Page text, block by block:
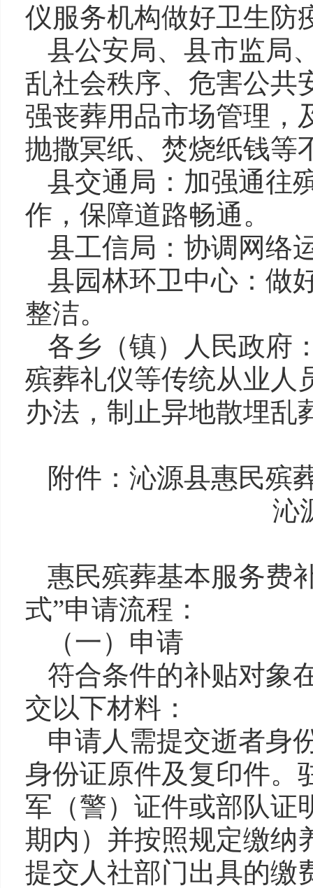
仪服务机构做好卫生防
县公安局、县市监局
乱社会秩序、危害公共
强丧葬用品市场管理，
抛撒冥纸、焚烧纸钱等
县交通局：加强通往
作，保障道路畅通。
县工信局：协调网络
县园林环卫中心：做
整洁。
各乡（镇）人民政府
殡葬礼仪等传统从业人
办法，制止异地散埋乱
附件：沁源县惠民殡
沁
惠民殡葬基本服务费
式”申请流程：
（一）申请
符合条件的补贴对象
交以下材料：
申请人需提交逝者身
身份证原件及复印件。
军（警）证件或部队证
期内）并按照规定缴纳
提交人社部门出具的缴